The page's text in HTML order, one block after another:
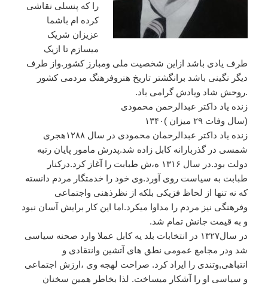
را که پنسلی نقاشی
کرده ام باشما
عزیزان شریک
میسازم تا ازیک
طرف یادی باشد ازاین شخصیت ملی ومبارز کشور .واز طرف
دیگر نگینی باشد برانگشتر تاریخ هنروفرهنگ مردمی کشور
.روحش شاد ویادش گرامی باد.
زنده یاد داکتر عبدالرحمن محمودی
(سال وفات ۲۹ میزان ) ۱۳۴۰
زنده یاد داکتر عبدالرحمان محمودی در سال ۱۲۸۸هجری
شمسی در گذربارانه کابل زاده شد.پدرش مامور پایان رتبه
دولت بود.در سال ۱۳۱۶ ه،ش طبابت را آغاز کرد.درکنار
طبابت به سیاست روی آورد.وی خود را خدمتگار مردم دانسته
که نه تنها از لحاظ فزیکی بلکه از نظرذهنی واجتماعی
وفرهنگی نیز مردم را مداوا میکرد.اما این کار برایش آسان نبود
و به قیمت جانش تمام شد.
در سال۱۳۲۷ در انتخابات بلد یه کابل عملا وارد صحنه سیاسی
شد ودر مجامع عمومی نطق های آتشین وانتقادی و
انتباهی,وتندی را ایراد کرد. صراحت لهجه وی ،ارزش اجتماعی
و سیاسی او را آشکار میساخت. لذا بخاطر همین سخنان